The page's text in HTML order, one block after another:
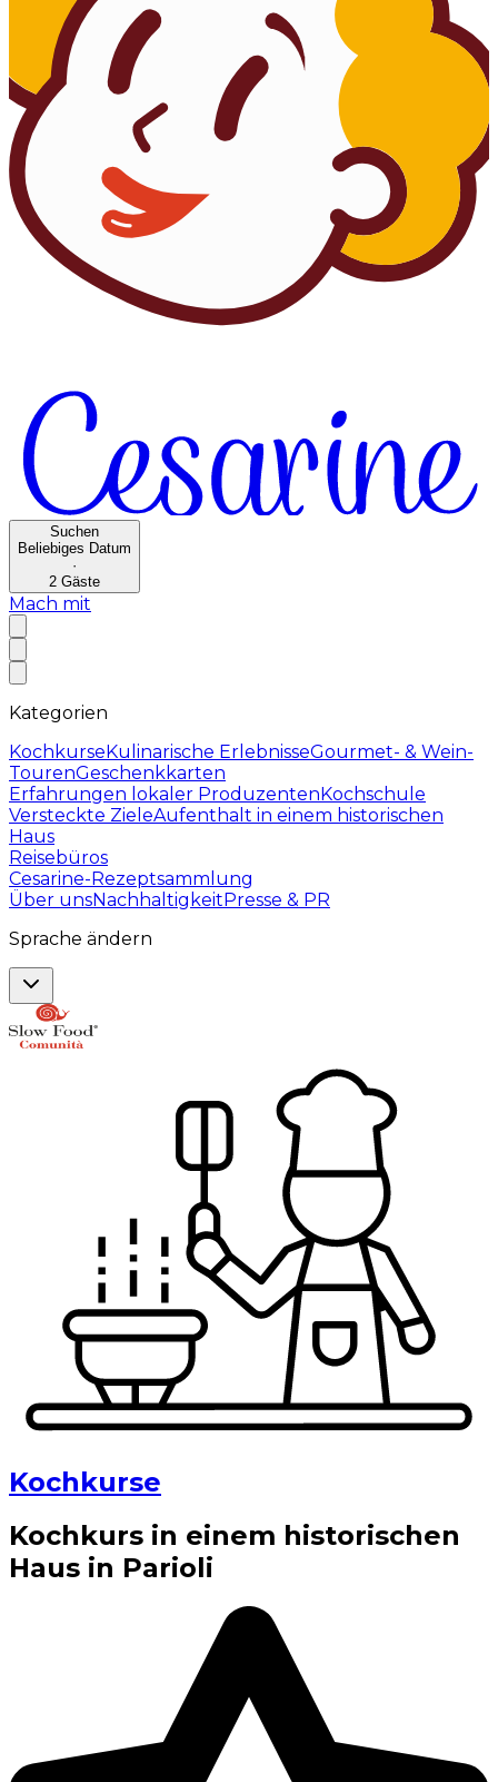
Suchen
Beliebiges Datum
·
2 Gäste
Mach mit
Kategorien
KochkurseKulinarische ErlebnisseGourmet- & Wein-
TourenGeschenkkarten
Erfahrungen lokaler ProduzentenKochschule
Versteckte ZieleAufenthalt in einem historischen
Haus
Reisebüros
Cesarine-Rezeptsammlung
Über unsNachhaltigkeitPresse & PR
Sprache ändern
Kochkurse
Kochkurs in einem historischen
Haus in Parioli